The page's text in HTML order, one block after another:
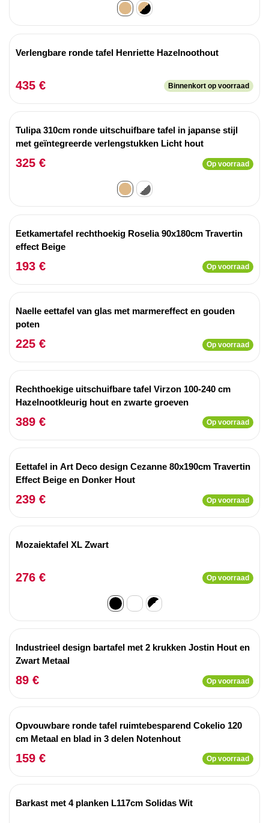
Verlengbare ronde tafel Henriette Hazelnoothout
435 € Binnenkort op voorraad
Tulipa 310cm ronde uitschuifbare tafel in japanse stijl
met geïntegreerde verlengstukken Licht hout
325 € Op voorraad
Eetkamertafel rechthoekig Roselia 90x180cm Travertin
effect Beige
193 € Op voorraad
Naelle eettafel van glas met marmereffect en gouden
poten
225 € Op voorraad
Rechthoekige uitschuifbare tafel Virzon 100-240 cm
Hazelnootkleurig hout en zwarte groeven
389 € Op voorraad
Eettafel in Art Deco design Cezanne 80x190cm Travertin
Effect Beige en Donker Hout
239 € Op voorraad
Mozaiektafel XL Zwart
276 € Op voorraad
Industrieel design bartafel met 2 krukken Jostin Hout en
Zwart Metaal
89 € Op voorraad
Opvouwbare ronde tafel ruimtebesparend Cokelio 120
cm Metaal en blad in 3 delen Notenhout
159 € Op voorraad
Barkast met 4 planken L117cm Solidas Wit